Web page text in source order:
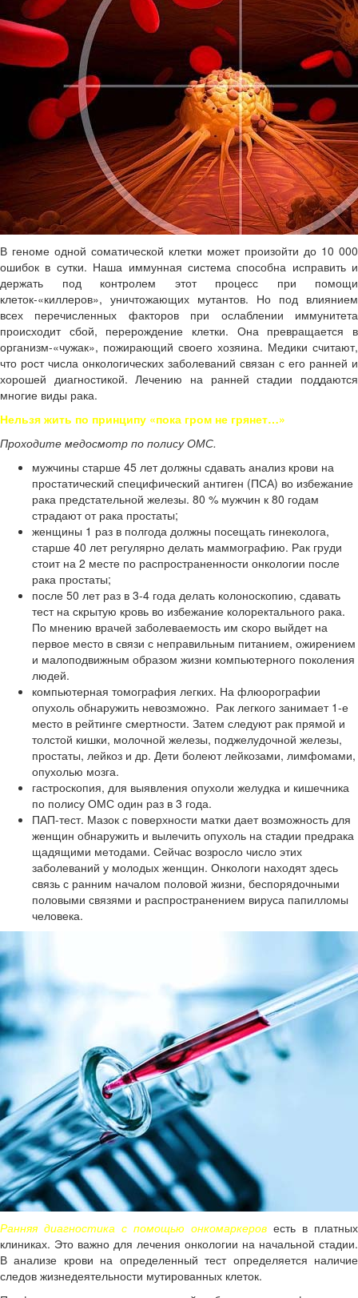
В геноме одной соматической клетки может произойти до 10 000
ошибок в сутки. Наша иммунная система способна исправить и
держать под контролем этот процесс при помощи
клеток-«киллеров», уничтожающих мутантов. Но под влиянием
всех перечисленных факторов при ослаблении иммунитета
происходит сбой, перерождение клетки. Она превращается в
организм-«чужак», пожирающий своего хозяина. Медики считают,
что рост числа онкологических заболеваний связан с его ранней и
хорошей диагностикой. Лечению на ранней стадии поддаются
многие виды рака.
Нельзя жить по принципу «пока гром не грянет…»
Проходите медосмотр по полису ОМС.
мужчины старше 45 лет должны сдавать анализ крови на
простатический специфический антиген (ПСА) во избежание
рака предстательной железы. 80 % мужчин к 80 годам
страдают от рака простаты;
женщины 1 раз в полгода должны посещать гинеколога,
старше 40 лет регулярно делать маммографию. Рак груди
стоит на 2 месте по распространенности онкологии после
рака простаты;
после 50 лет раз в 3-4 года делать колоноскопию, сдавать
тест на скрытую кровь во избежание колоректального рака.
По мнению врачей заболеваемость им скоро выйдет на
первое место в связи с неправильным питанием, ожирением
и малоподвижным образом жизни компьютерного поколения
людей.
компьютерная томография легких. На флюорографии
опухоль обнаружить невозможно. Рак легкого занимает 1-е
место в рейтинге смертности. Затем следуют рак прямой и
толстой кишки, молочной железы, поджелудочной железы,
простаты, лейкоз и др. Дети болеют лейкозами, лимфомами,
опухолью мозга.
гастроскопия, для выявления опухоли желудка и кишечника
по полису ОМС один раз в 3 года.
ПАП-тест. Мазок с поверхности матки дает возможность для
женщин обнаружить и вылечить опухоль на стадии предрака
щадящими методами. Сейчас возросло число этих
заболеваний у молодых женщин. Онкологи находят здесь
связь с ранним началом половой жизни, беспорядочными
половыми связями и распространением вируса папилломы
человека.
Ранняя диагностика с помощью онкомаркеров есть в платных
клиниках. Это важно для лечения онкологии на начальной стадии.
В анализе крови на определенный тест определяется наличие
следов жизнедеятельности мутированных клеток.